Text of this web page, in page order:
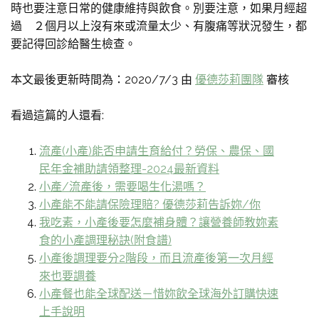
時也要注意日常的健康維持與飲食。別要注意，如果月經超
過 ２個月以上沒有來或流量太少、有腹痛等狀況發生，都
要記得回診給醫生檢查。
本文最後更新時間為：2020/7/3 由 優德莎莉團隊 審核
看過這篇的人還看:
流產(小產)能否申請生育給付？勞保、農保、國
民年金補助請領整理-2024最新資料
小產/流產後，需要喝生化湯嗎？
小產能不能請保險理賠? 優德莎莉告訴妳/你
我吃素，小產後要怎麼補身體？讓營養師教妳素
食的小產調理秘訣(附食譜)
小產後調理要分2階段，而且流產後第一次月經
來也要調養
小產餐也能全球配送－惜妳飲全球海外訂購快速
上手說明